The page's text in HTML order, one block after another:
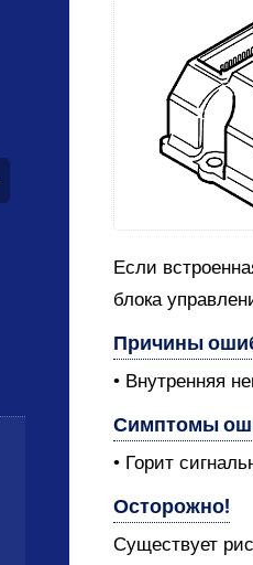
Если
блока
Причины
• Внутренняя
Симптомы
• Горит
Осторожно!
Существует